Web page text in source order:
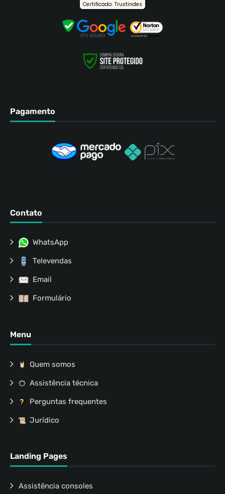
Certificado: Trustindex
Pagamento
Contato
WhatsApp
Televendas
Email
Formulário
Menu
Quem somos
Assistência técnica
Perguntas frequentes
Jurídico
Landing Pages
Assistência consoles